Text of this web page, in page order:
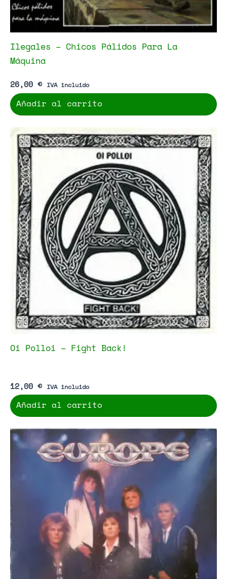
Ilegales – Chicos Pálidos Para La
Máquina
26,00 € IVA incluido
Añadir al carrito
Oi Polloi – Fight Back!
12,00 € IVA incluido
Añadir al carrito